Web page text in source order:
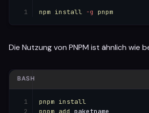
npm install -g pnpm
Die Nutzung von PNPM ist ähnlich wie
pnpm install
pnpm add paketname
BASH